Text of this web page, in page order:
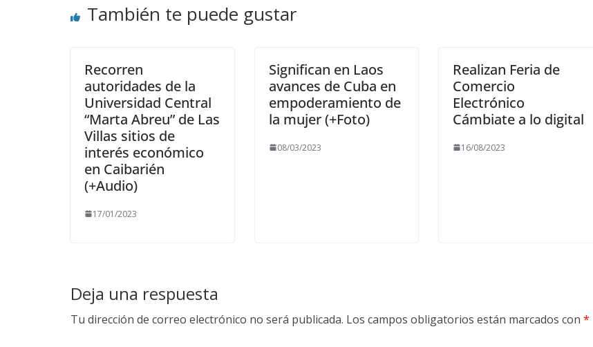
También te puede gustar
Recorren
autoridades de la
Universidad Central
“Marta Abreu” de Las
Villas sitios de
interés económico
en Caibarién
(+Audio)
17/01/2023
Significan en Laos
avances de Cuba en
empoderamiento de
la mujer (+Foto)
08/03/2023
Realizan Feria de
Comercio
Electrónico
Cámbiate a lo digital
16/08/2023
Deja una respuesta
Tu dirección de correo electrónico no será publicada. Los campos obligatorios están marcados con *